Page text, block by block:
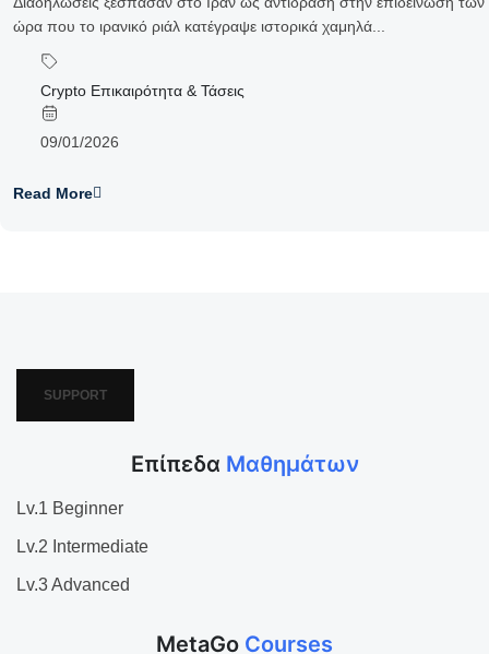
ώρα που το ιρανικό ριάλ κατέγραψε ιστορικά χαμηλά...
Crypto Επικαιρότητα & Τάσεις
09/01/2026
Read More
SUPPORT
Επίπεδα Μαθημάτων
Lv.1 Beginner
Lv.2 Intermediate
Lv.3 Advanced
MetaGo Courses